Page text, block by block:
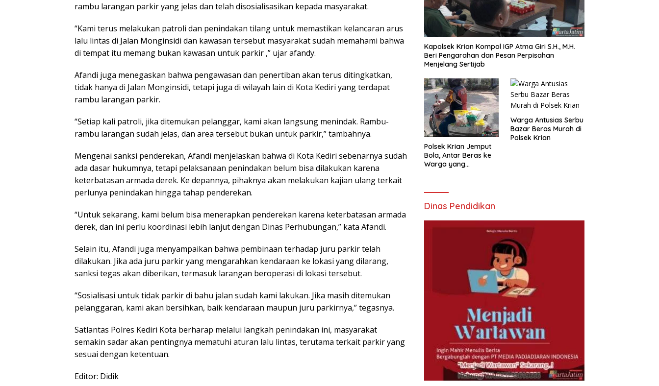
rambu larangan parkir yang jelas dan telah disosialisasikan kepada masyarakat.
“Kami terus melakukan patroli dan penindakan tilang untuk memastikan kelancaran arus
lalu lintas di Jalan Monginsidi dan kawasan tersebut masyarakat sudah memahami bahwa
di tempat itu memang bukan kawasan untuk parkir ,” ujar afandy.
Afandi juga menegaskan bahwa pengawasan dan penertiban akan terus ditingkatkan,
tidak hanya di Jalan Monginsidi, tetapi juga di wilayah lain di Kota Kediri yang terdapat
rambu larangan parkir.
“Setiap kali patroli, jika ditemukan pelanggar, kami akan langsung menindak. Rambu-
rambu larangan sudah jelas, dan area tersebut bukan untuk parkir,” tambahnya.
Mengenai sanksi penderekan, Afandi menjelaskan bahwa di Kota Kediri sebenarnya sudah
ada dasar hukumnya, tetapi pelaksanaan penindakan belum bisa dilakukan karena
keterbatasan armada derek. Ke depannya, pihaknya akan melakukan kajian ulang terkait
perlunya penindakan hingga tahap penderekan.
“Untuk sekarang, kami belum bisa menerapkan penderekan karena keterbatasan armada
derek, dan ini perlu koordinasi lebih lanjut dengan Dinas Perhubungan,” kata Afandi.
Selain itu, Afandi juga menyampaikan bahwa pembinaan terhadap juru parkir telah
dilakukan. Jika ada juru parkir yang mengarahkan kendaraan ke lokasi yang dilarang,
sanksi tegas akan diberikan, termasuk larangan beroperasi di lokasi tersebut.
“Sosialisasi untuk tidak parkir di bahu jalan sudah kami lakukan. Jika masih ditemukan
pelanggaran, kami akan bersihkan, baik kendaraan maupun juru parkirnya,” tegasnya.
Satlantas Polres Kediri Kota berharap melalui langkah penindakan ini, masyarakat
semakin sadar akan pentingnya mematuhi aturan lalu lintas, terutama terkait parkir yang
sesuai dengan ketentuan.
Editor: Didik
Kapolsek Krian Kompol IGP Atma Giri S.H., M.H.
Beri Pengarahan dan Pesan Perpisahan
Menjelang Sertijab
Polsek Krian Jemput
Bola, Antar Beras ke
Warga yang
Warga Antusias Serbu
Bazar Beras Murah di
Polsek Krian
Dinas Pendidikan